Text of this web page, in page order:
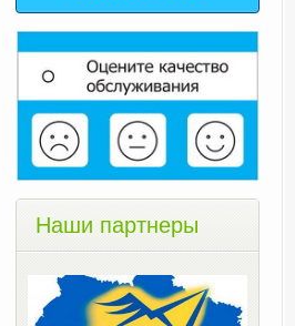
Наши партнеры